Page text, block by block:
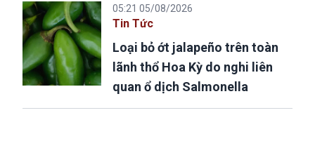
05:21 05/08/2026
Tin Tức
Loại bỏ ớt jalapeño trên toàn
lãnh thổ Hoa Kỳ do nghi liên
quan ổ dịch Salmonella